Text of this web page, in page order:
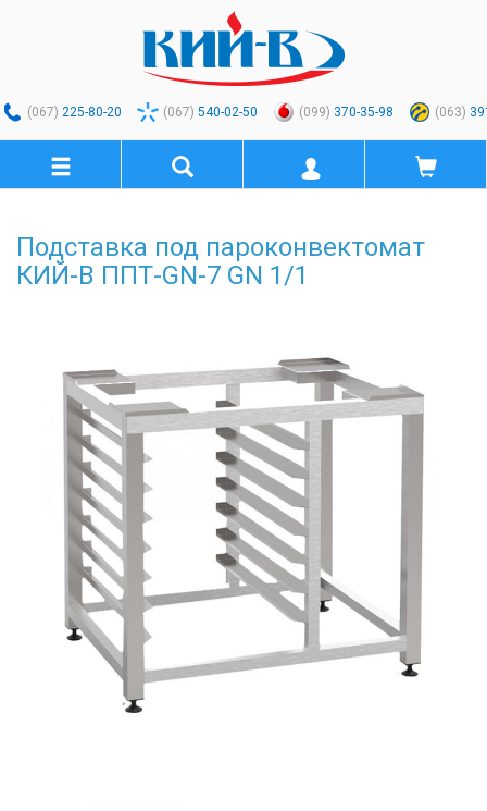
(067) 225-80-20 (067) 540-02-50 (099) 370-35-98 (063)
Подставка под пароконвектомат
КИЙ-В ППТ-GN-7 GN 1/1